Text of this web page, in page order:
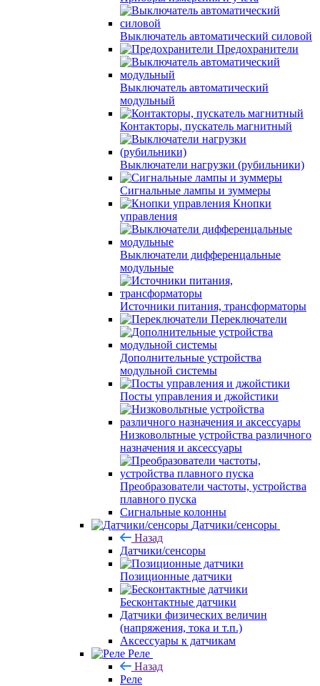
Выключатель автоматический силовой
Предохранители
Выключатель автоматический
модульный
Контакторы, пускатель магнитный
Выключатели нагрузки (рубильники)
Сигнальные лампы и зуммеры
Кнопки
управления
Выключатели дифференцальные
модульные
Источники питания, трансформаторы
Переключатели
Дополнительные устройства
модульной системы
Посты управления и джойстики
Низковольтные устройства различного
назначения и аксессуары
Преобразователи частоты, устройства
плавного пуска
Сигнальные колонны
Датчики/сенсоры
Назад
Датчики/сенсоры
Позиционные датчики
Бесконтактные датчики
Датчики физических величин
(напряжения, тока и т.п.)
Аксессуары к датчикам
Реле
Назад
Реле